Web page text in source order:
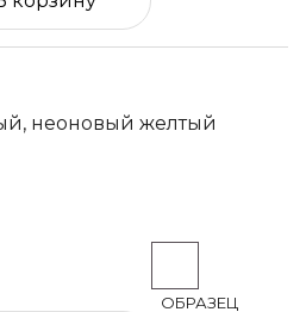
неоновый желтый